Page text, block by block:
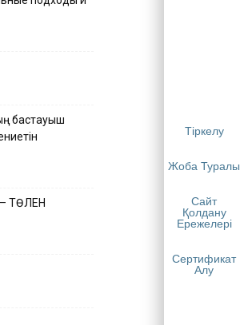
Тіркелу
Жоба Туралы
Сайт
Қолдану
Ережелері
Сертификат
Алу
бастауыш
ТӨЛЕН